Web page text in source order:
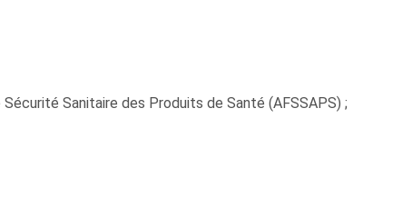
Sanitaire des Produits de Santé (AFSSAPS) ;